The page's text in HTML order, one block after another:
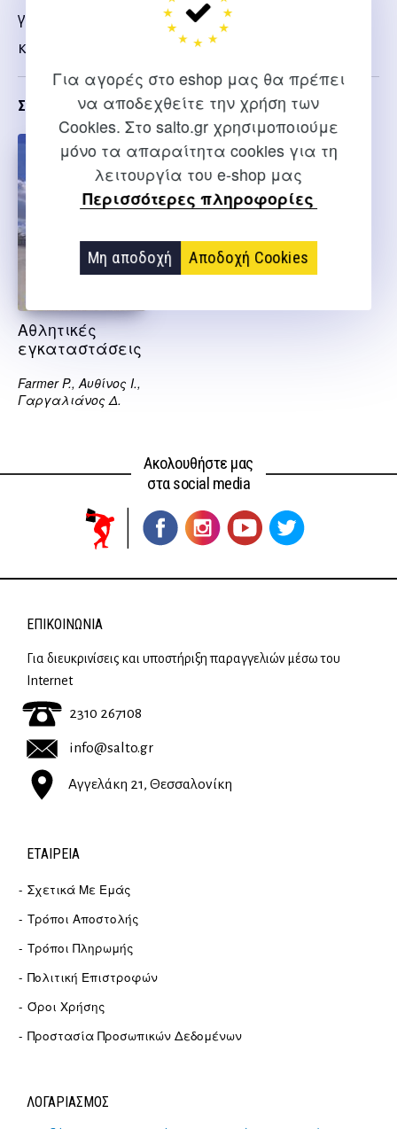
Για αγορές στο eshop μας θα πρέπει
να αποδεχθείτε την χρήση των
Cookies. Στο salto.gr χρησιμοποιούμε
μόνο τα απαραίτητα cookies για τη
λειτουργία του e-shop μας
Περισσότερες πληροφορίες
Μη αποδοχή Αποδοχή Cookies
για την αποτελεσματική αντιμετώπιση του
κινδύνου.
Σχετικα
Αθλητικές
εγκαταστάσεις
Farmer P., Αυθίνος Ι.,
Γαργαλιάνος Δ.
Ακολουθήστε μας
στα social media
ΕΠΙΚΟΙΝΩΝΊΑ
Για διευκρινίσεις και υποστήριξη παραγγελιών μέσω του
Internet
2310 267108
info@salto.gr
Αγγελάκη 21, Θεσσαλονίκη
ΕΤΑΙΡΕΊΑ
Σχετικά Με Εμάς
Τρόποι Αποστολής
Τρόποι Πληρωμής
Πολιτική Επιστροφών
Όροι Χρήσης
Προστασία Προσωπικών Δεδομένων
ΛΟΓΑΡΙΑΣΜΟΣ